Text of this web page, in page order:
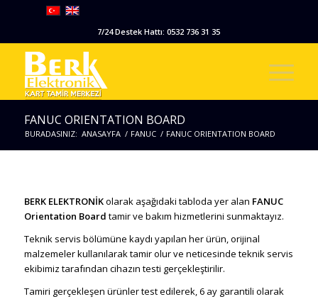
7/24 Destek Hattı: 0532 736 31 35
FANUC ORIENTATION BOARD
BURADASINIZ: ANASAYFA / FANUC / FANUC ORIENTATION BOARD
BERK ELEKTRONİKolarak aşağıdaki tabloda yer alan FANUC
Orientation Board tamir ve bakım hizmetlerini sunmaktayız.
Teknik servis bölümüne kaydı yapılan her ürün, orijinal
malzemeler kullanılarak tamir olur ve neticesinde teknik servis
ekibimiz tarafından cihazın testi gerçekleştirilir.
Tamiri gerçekleşen ürünler test edilerek, 6 ay garantili olarak